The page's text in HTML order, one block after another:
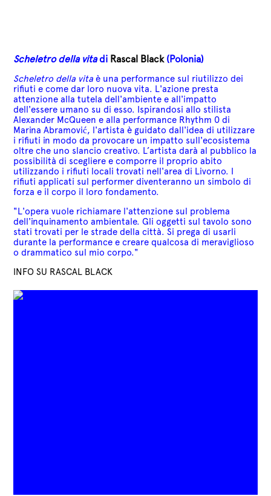
Scheletro della vitadi Rascal Black(Polonia)
Scheletro della vitaè una performance sul riutilizzo dei
rifiuti e come dar loro nuova vita. L'azione presta
attenzione alla tutela dell'ambiente e all'impatto
dell'essere umano su di esso. Ispirandosi allo stilista
Alexander McQueen e alla performance Rhythm 0 di
Marina Abramović, l'artista è guidato dall'idea di utilizzare
i rifiuti in modo da provocare un impatto sull'ecosistema
oltre che uno slancio creativo. L’artista darà al pubblico la
possibilità di scegliere e comporre il proprio abito
utilizzando i rifiuti locali trovati nell'area di Livorno. I
rifiuti applicati sul performer diventeranno un simbolo di
forza e il corpo il loro fondamento.
"L'opera vuole richiamare l'attenzione sul problema
dell'inquinamento ambientale. Gli oggetti sul tavolo sono
stati trovati per le strade della città. Si prega di usarli
durante la performance e creare qualcosa di meraviglioso
o drammatico sul mio corpo."
INFO SU RASCAL BLACK